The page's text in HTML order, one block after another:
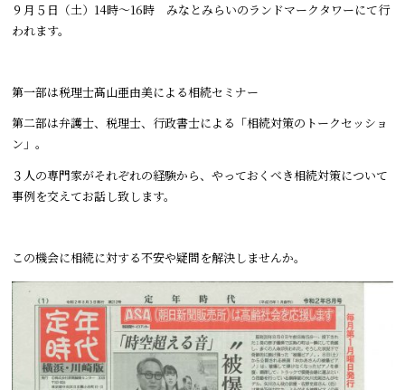
９月５日（土）14時～16時 みなとみらいのランドマークタワーにて行
われます。
第一部は税理士髙山亜由美による相続セミナー
第二部は弁護士、税理士、行政書士による「相続対策のトークセッショ
ン」。
３人の専門家がそれぞれの経験から、やっておくべき相続対策について
事例を交えてお話し致します。
この機会に相続に対する不安や疑問を解決しませんか。